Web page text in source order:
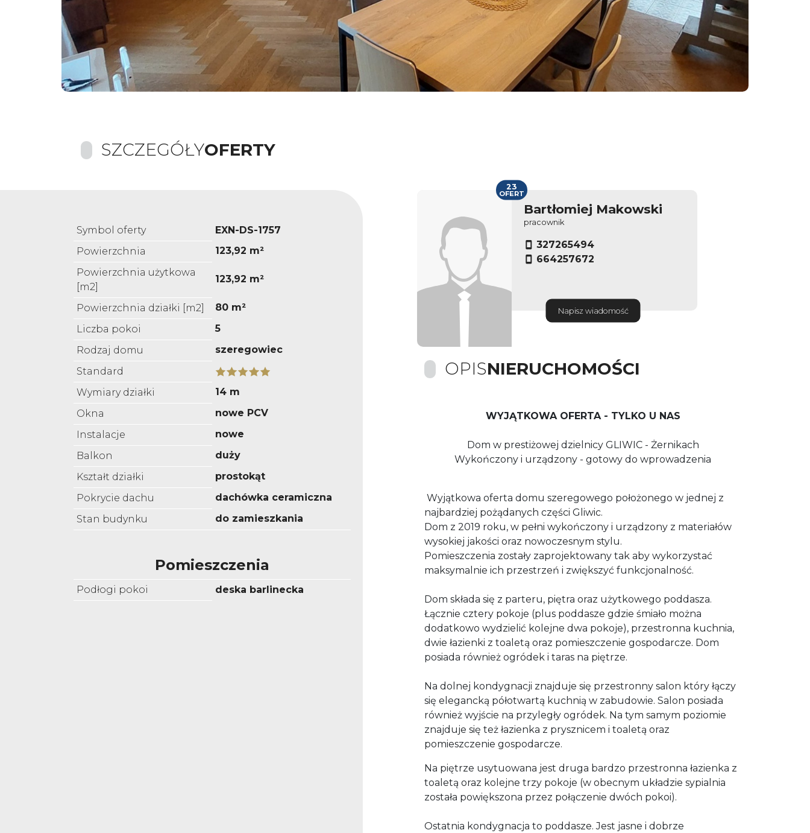
SZCZEGÓŁYOFERTY
Symbol oferty
EXN-DS-1757
Powierzchnia
123,92 m²
Powierzchnia użytkowa
[m2]
123,92 m²
Powierzchnia działki [m2]
80 m²
Liczba pokoi
5
Rodzaj domu
szeregowiec
Standard
Wymiary działki
14 m
Okna
nowe PCV
Instalacje
nowe
Balkon
duży
Kształt działki
prostokąt
Pokrycie dachu
dachówka ceramiczna
Stan budynku
do zamieszkania
Pomieszczenia
Podłogi pokoi deska barlinecka
Bartłomiej Makowski
pracownik
327265494
664257672
Napisz wiadomość
23
OFERT
OPISNIERUCHOMOŚCI
WYJĄTKOWA OFERTA - TYLKO U NAS
Dom w prestiżowej dzielnicy GLIWIC - Żernikach
Wykończony i urządzony - gotowy do wprowadzenia
Wyjątkowa oferta domu szeregowego położonego w jednej z
najbardziej pożądanych części Gliwic.
Dom z 2019 roku, w pełni wykończony i urządzony z materiałów
wysokiej jakości oraz nowoczesnym stylu.
Pomieszczenia zostały zaprojektowany tak aby wykorzystać
maksymalnie ich przestrzeń i zwiększyć funkcjonalność.
Dom składa się z parteru, piętra oraz użytkowego poddasza.
Łącznie cztery pokoje (plus poddasze gdzie śmiało można
dodatkowo wydzielić kolejne dwa pokoje), przestronna kuchnia,
dwie łazienki z toaletą oraz pomieszczenie gospodarcze. Dom
posiada również ogródek i taras na piętrze.
Na dolnej kondygnacji znajduje się przestronny salon który łączy
się elegancką półotwartą kuchnią w zabudowie. Salon posiada
również wyjście na przyległy ogródek. Na tym samym poziomie
znajduje się też łazienka z prysznicem i toaletą oraz
pomieszczenie gospodarcze.
Na piętrze usytuowana jest druga bardzo przestronna łazienka z
toaletą oraz kolejne trzy pokoje (w obecnym układzie sypialnia
została powiększona przez połączenie dwóch pokoi).
Ostatnia kondygnacja to poddasze. Jest jasne i dobrze